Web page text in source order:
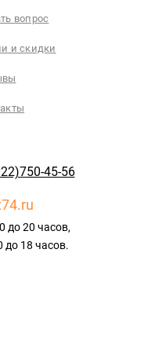
вопрос
и скидки
45-56
до 20 часов,
до 18 часов.